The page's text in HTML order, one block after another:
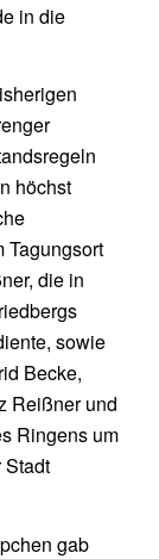
in die
höchst
Tagungsort
die in
sowie
Becke,
Reißner und
Ringens um
Stadt
gab